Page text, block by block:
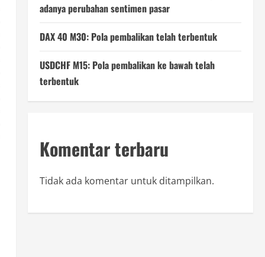
adanya perubahan sentimen pasar
DAX 40 M30: Pola pembalikan telah terbentuk
USDCHF M15: Pola pembalikan ke bawah telah
terbentuk
Komentar terbaru
Tidak ada komentar untuk ditampilkan.